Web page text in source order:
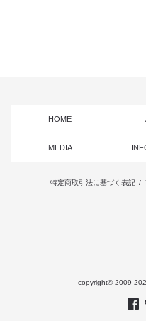
HOME
MEDIA
特定商取引法に基づく表記 /
copyright© 2009-